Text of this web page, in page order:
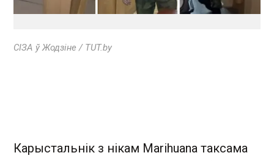
СІЗА ў Жодзіне / TUT.by
Карыстальнік з нікам Marihuana таксама